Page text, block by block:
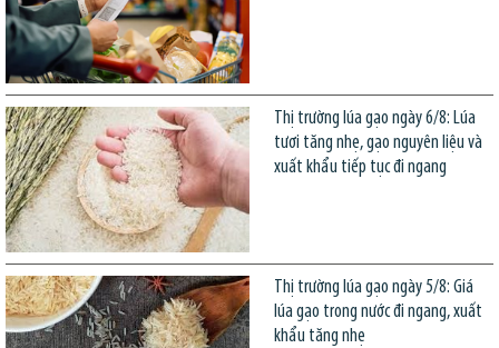
Thị trường lúa gạo ngày 6/8: Lúa
tươi tăng nhẹ, gạo nguyên liệu và
xuất khẩu tiếp tục đi ngang
Thị trường lúa gạo ngày 5/8: Giá
lúa gạo trong nước đi ngang, xuất
khẩu tăng nhẹ